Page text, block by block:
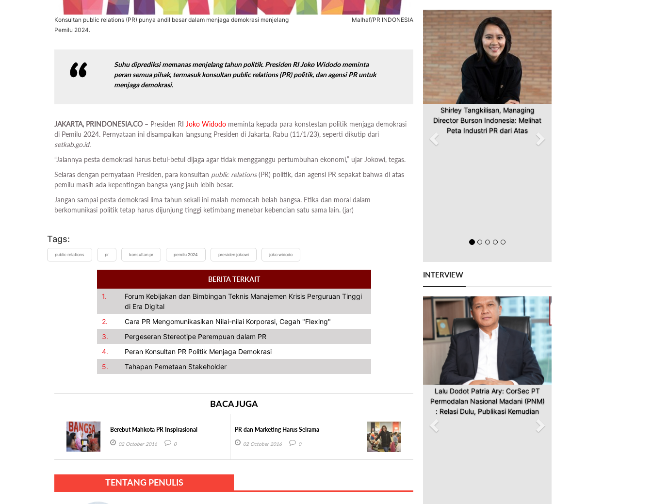
Konsultan public relations (PR) punya andil besar dalam menjaga demokrasi menjelang
Pemilu 2024.
Malhaf/PR INDONESIA
Suhu diprediksi memanas menjelang tahun politik. Presiden RI Joko Widodo meminta
peran semua pihak, termasuk konsultanpublic relations(PR) politik, dan agensi PR untuk
menjaga demokrasi.
JAKARTA, PRINDONESIA.CO – Presiden RI Joko Widodo meminta kepada para konstestan politik menjaga demokrasi
di Pemilu 2024. Pernyataan ini disampaikan langsung Presiden di Jakarta, Rabu (11/1/23), seperti dikutip dari
setkab.go.id.
“Jalannya pesta demokrasi harus betul-betul dijaga agar tidak mengganggu pertumbuhan ekonomi,” ujar Jokowi, tegas.
Selaras dengan pernyataan Presiden, para konsultan public relations(PR) politik, dan agensi PR sepakat bahwa di atas
pemilu masih ada kepentingan bangsa yang jauh lebih besar.
Jangan sampai pesta demokrasi lima tahun sekali ini malah memecah belah bangsa. Etika dan moral dalam
berkomunikasi politik tetap harus dijunjung tinggi ketimbang menebar kebencian satu sama lain. (jar)
Tags:
public relations pr konsultan pr pemilu 2024 presiden jokowi joko widodo
BERITA TERKAIT
1.
Forum Kebijakan dan Bimbingan Teknis Manajemen Krisis Perguruan Tinggi
di Era Digital
2.
Cara PR Mengomunikasikan Nilai-nilai Korporasi, Cegah "Flexing"
3.
Pergeseran Stereotipe Perempuan dalam PR
4.
Peran Konsultan PR Politik Menjaga Demokrasi
5.
Tahapan Pemetaan Stakeholder
BACA JUGA
Berebut Mahkota PR Inspirasional
02 October 2016 0
PR dan Marketing Harus Seirama
02 October 2016 0
TENTANG PENULIS
Shirley Tangkilisan, Managing
Director Burson Indonesia: Melihat
Peta Industri PR dari Atas
Previous Next
INTERVIEW
Lalu Dodot Patria Ary: CorSec PT
Permodalan Nasional Madani (PNM)
: Relasi Dulu, Publikasi Kemudian
Previous Next